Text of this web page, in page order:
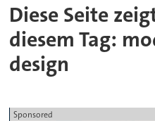
Diese Seite
diesem Tag:
design
Sponsored